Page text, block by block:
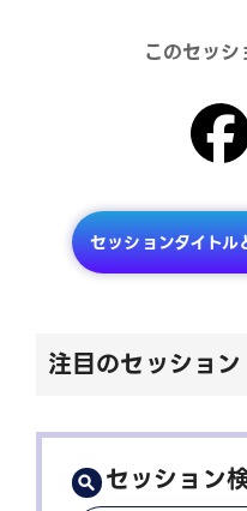
このセッ
セッションタイト
注目のセッション
セッション